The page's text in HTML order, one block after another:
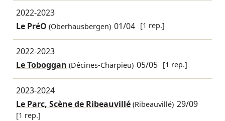
2022-2023
Le PréO (Oberhausbergen) 01/04 [1 rep.]
2022-2023
Le Toboggan (Décines-Charpieu) 05/05 [1 rep.]
2023-2024
Le Parc, Scène de Ribeauvillé(Ribeauvillé) 29/09
[1 rep.]